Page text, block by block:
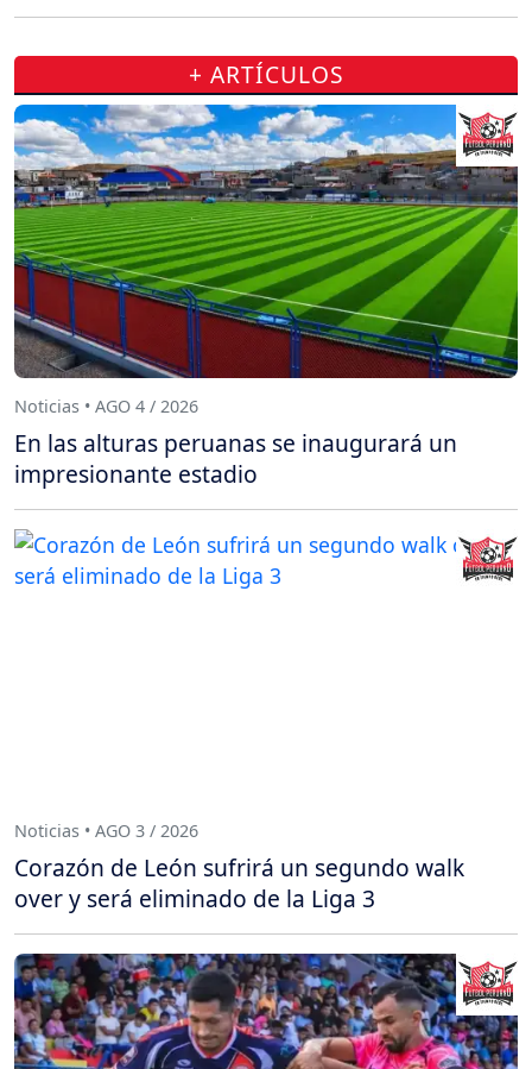
+ ARTÍCULOS
Noticias • AGO 4 / 2026
En las alturas peruanas se inaugurará un
impresionante estadio
Noticias • AGO 3 / 2026
Corazón de León sufrirá un segundo walk
over y será eliminado de la Liga 3